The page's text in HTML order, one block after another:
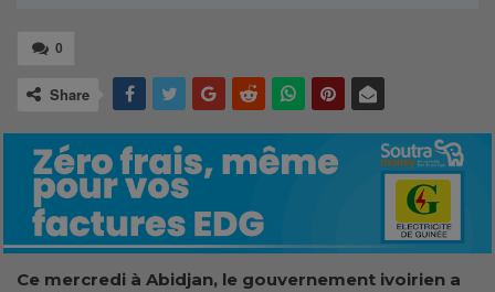
0
Share
Ce mercredi à Abidjan, le gouvernement ivoirien a